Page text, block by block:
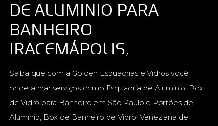
DE ALUMINIO PARA
BANHEIRO
IRACEMÁPOLIS,
Saiba que com a Golden Esquadrias e Vidros você
pode achar serviços como Esquadria de Aluminio, Box
de Vidro para Banheiro em São Paulo e Portões de
Alumínio, Box de Banheiro de Vidro, Veneziana de